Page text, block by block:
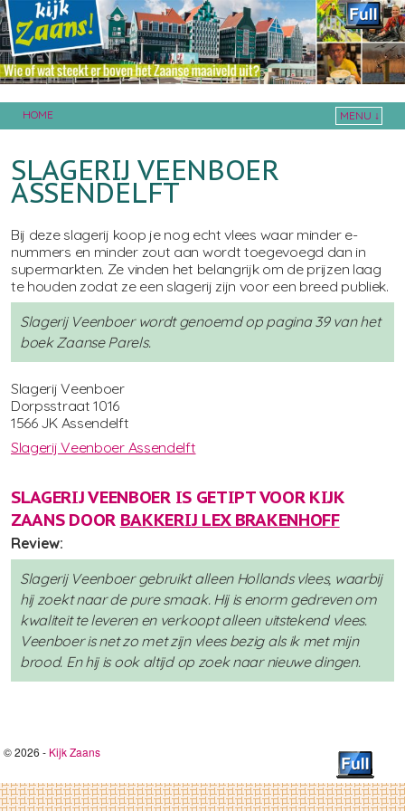
HOME
MENU ↓
SLAGERIJ VEENBOER
ASSENDELFT
Bij deze slagerij koop je nog echt vlees waar minder e-
nummers en minder zout aan wordt toegevoegd dan in
supermarkten. Ze vinden het belangrijk om de prijzen laag
te houden zodat ze een slagerij zijn voor een breed publiek.
Slagerij Veenboer wordt genoemd op pagina 39 van het
boek Zaanse Parels.
Slagerij Veenboer
Dorpsstraat 1016
1566 JK Assendelft
Slagerij Veenboer Assendelft
SLAGERIJ VEENBOER IS GETIPT VOOR KIJK
ZAANS DOOR BAKKERIJ LEX BRAKENHOFF
Review:
Slagerij Veenboer gebruikt alleen Hollands vlees, waarbij
hij zoekt naar de pure smaak. Hij is enorm gedreven om
kwaliteit te leveren en verkoopt alleen uitstekend vlees.
Veenboer is net zo met zijn vlees bezig als ik met mijn
brood. En hij is ook altijd op zoek naar nieuwe dingen.
© 2026 - Kijk Zaans